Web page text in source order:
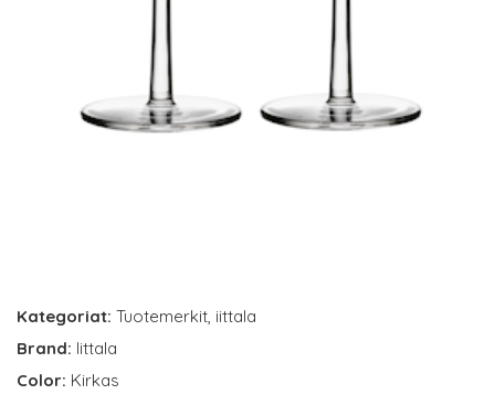
Kategoriat: Tuotemerkit, iittala
Brand: Iittala
Color: Kirkas